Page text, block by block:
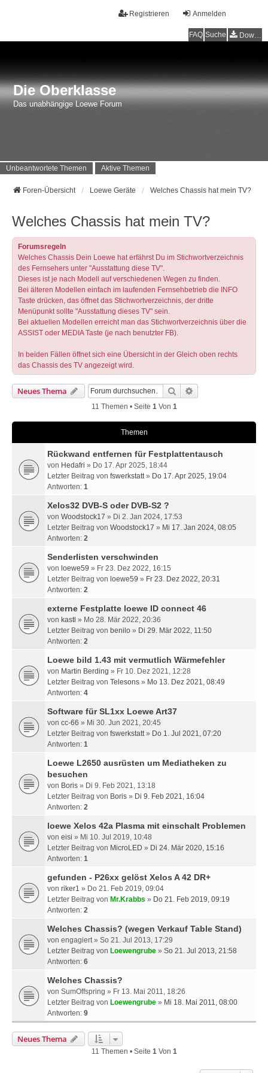
Anmelden
Registrieren
FAQ Suche Downloads
Die Oberklasse
Das unabhängige Loewe Forum
Unbeantwortete Themen Aktive Themen
Foren-Übersicht Loewe Geräte Welches Chassis hat mein TV?
Welches Chassis hat mein TV?
Forumsregeln
Welches Chassis Dein Loewe hat erfährst Du im Stichwortverzeichnis
des Fernsehers unter "Ausstattung diese TV".
Dieses ist je nach Modell auf verschiedenen Wegen zu finden.
Bei älteren Modellen einfach im laufenden Fernsehbetrieb die INFO
Taste drücken, das öffnet das Stichwortverzeichnis, der dritte
Menüpunkt sollte "Ausstattung dieses TV" sein.
Bei aktuellen Modellen erreicht man das Stichwortverzeichnis über die
ASSIST oder MEDIA Taste (je nach benutzter FB).
In beiden Fällen öffnet sich eine Übersicht in der Gleich oben rechts
das Chassis des TV angezeigt wird.
Neues Thema Suche
11 Themen • Seite 1Von 1
Themen
Rückwand entfernen für Festplattentausch
von Hedafri » Do 17. Apr 2025, 18:44
Letzter Beitrag von fswerkstatt» Do 17. Apr 2025, 19:04
Antworten: 1
Xelos32 DVB-S oder DVB-S2 ?
von Woodstock17 » Di 2. Jan 2024, 17:53
Letzter Beitrag von Woodstock17 » Mi 17. Jan 2024, 08:05
Antworten: 2
Senderlisten verschwinden
von loewe59 » Fr 23. Dez 2022, 16:15
Letzter Beitrag von loewe59 » Fr 23. Dez 2022, 20:31
Antworten: 2
externe Festplatte loewe ID connect 46
von kastl » Mo 28. Mär 2022, 20:36
Letzter Beitrag von benilo » Di 29. Mär 2022, 11:50
Antworten: 2
Loewe bild 1.43 mit vermutlich Wärmefehler
von Martin Berding » Fr 10. Dez 2021, 12:28
Letzter Beitrag von Telesons » Mo 13. Dez 2021, 08:49
Antworten: 4
Software für SL1xx Loewe Art37
von cc-66 » Mi 30. Jun 2021, 20:45
Letzter Beitrag von fswerkstatt» Do 1. Jul 2021, 07:20
Antworten: 1
Loewe L2650 ausrüsten um Mediatheken zu
besuchen
von Boris » Di 9. Feb 2021, 13:18
Letzter Beitrag von Boris » Di 9. Feb 2021, 16:04
Antworten: 2
loewe Xelos 42a Plasma mit einschalt Problemen
von eisi » Mi 10. Jul 2019, 10:48
Letzter Beitrag von MicroLED » Di 24. Mär 2020, 15:16
Antworten: 1
gefunden - P26xx gelöst Xelos A 42 DR+
von riker1 » Do 21. Feb 2019, 09:04
Letzter Beitrag von Mr.Krabbs » Do 21. Feb 2019, 09:19
Antworten: 2
Welches Chassis? (wegen Verkauf Table Stand)
von engagiert» So 21. Jul 2013, 17:29
Letzter Beitrag von Loewengrube » So 21. Jul 2013, 21:58
Antworten: 6
Welches Chassis?
von SumOffspring » Fr 13. Mai 2011, 18:26
Letzter Beitrag von Loewengrube » Mi 18. Mai 2011, 08:00
Antworten: 9
Neues Thema
11 Themen • Seite 1Von 1